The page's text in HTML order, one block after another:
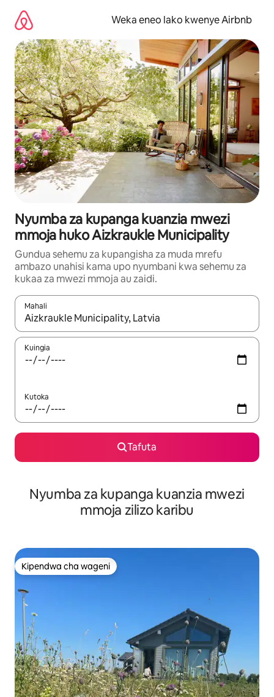
kwenda
kwenye
maudhui
Weka eneo lako kwenye Airbnb
Nyumba za kupanga kuanzia mwezi
mmoja huko Aizkraukle Municipality
Gundua sehemu za kupangisha za muda mrefu
ambazo unahisi kama upo nyumbani kwa sehemu za
kukaa za mwezi mmoja au zaidi.
Mahali
Wakati matokeo yanapatikana, vinjari kwa kutumia vitufe vya
Kuingia
Kutoka
Tafuta
Nyumba za kupanga kuanzia mwezi
mmoja zilizo karibu
Kipendwa cha wageni
Kipendwa cha wageni